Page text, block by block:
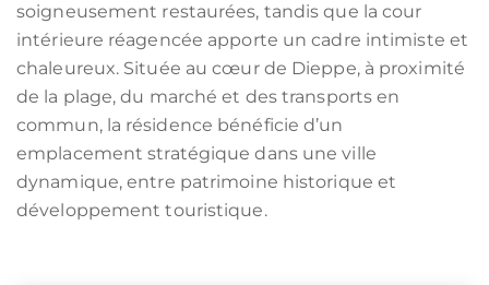
soigneusement restaurées, tandis que la cour
intérieure réagencée apporte un cadre intimiste et
chaleureux. Située au cœur de Dieppe, à proximité
de la plage, du marché et des transports en
commun, la résidence bénéficie d’un
emplacement stratégique dans une ville
dynamique, entre patrimoine historique et
développement touristique.